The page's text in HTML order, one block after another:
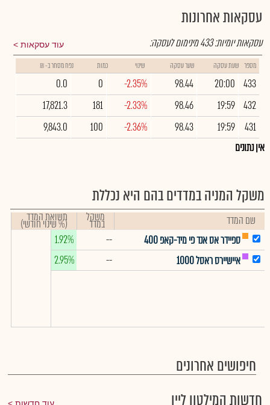
עסקאות אחרונות
עוד עסקאות עסקאות יומיות:433מינימום לעסקה:
מספר שעת עסקה שער עסקה שינוי כמות נפח מסחר ב- ₪
433
20:00
98.44
-2.35%
0
0.0
432
19:59
98.46
-2.33%
181
17,821.3
431
19:59
98.43
-2.36%
100
9,843.0
אין נתונים
משקל המניה במדדים בהם היא נכללת
שם המדד משקל
במדד תשואת המדד
(% שינוי חודשי)
ספיידר אס אנד פי מיד-קאפ 400
--
1.92%
איישיירס ראסל 1000
--
2.95%
חיפושים אחרונים
חדשות המילטון ליין